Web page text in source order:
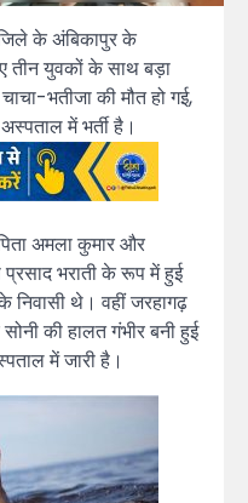
के अंबिकापुर के
तीन युवकों के साथ बड़ा
भतीजा की मौत हो गई,
में भर्ती है।
अमला कुमार और
प्रसाद भराती के रूप में हुई
निवासी थे। वहीं जरहागढ़
की हालत गंभीर बनी हुई
में जारी है।